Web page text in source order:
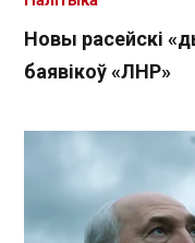
Новы расейскі
баявікоў «ЛНР»